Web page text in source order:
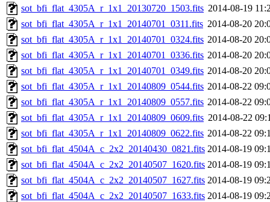
sot_bfi_flat_4305A_r_1x1_20130720_1503.fits 2014-08-19
sot_bfi_flat_4305A_r_1x1_20140701_0311.fits 2014-08-20
sot_bfi_flat_4305A_r_1x1_20140701_0324.fits 2014-08-20
sot_bfi_flat_4305A_r_1x1_20140701_0336.fits 2014-08-20
sot_bfi_flat_4305A_r_1x1_20140701_0349.fits 2014-08-20
sot_bfi_flat_4305A_r_1x1_20140809_0544.fits 2014-08-22
sot_bfi_flat_4305A_r_1x1_20140809_0557.fits 2014-08-22
sot_bfi_flat_4305A_r_1x1_20140809_0609.fits 2014-08-22
sot_bfi_flat_4305A_r_1x1_20140809_0622.fits 2014-08-22
sot_bfi_flat_4504A_c_2x2_20140430_0821.fits 2014-08-19
sot_bfi_flat_4504A_c_2x2_20140507_1620.fits 2014-08-19
sot_bfi_flat_4504A_c_2x2_20140507_1627.fits 2014-08-19
sot_bfi_flat_4504A_c_2x2_20140507_1633.fits 2014-08-19